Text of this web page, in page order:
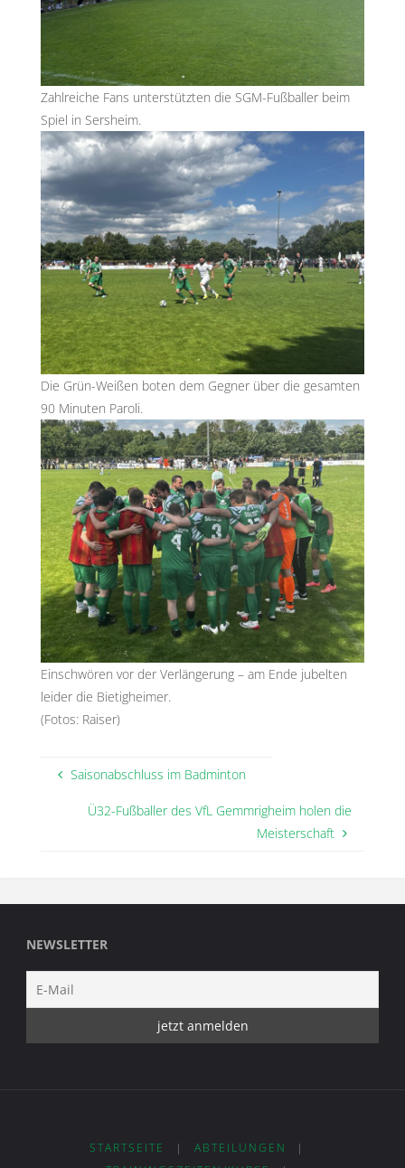
Zahlreiche Fans unterstützten die SGM-Fußballer beim
Spiel in Sersheim.
Die Grün-Weißen boten dem Gegner über die gesamten
90 Minuten Paroli.
Einschwören vor der Verlängerung – am Ende jubelten
leider die Bietigheimer.
(Fotos: Raiser)
Saisonabschluss im Badminton
Ü32-Fußballer des VfL Gemmrigheim holen die
Meisterschaft
NEWSLETTER
STARTSEITE | ABTEILUNGEN
|